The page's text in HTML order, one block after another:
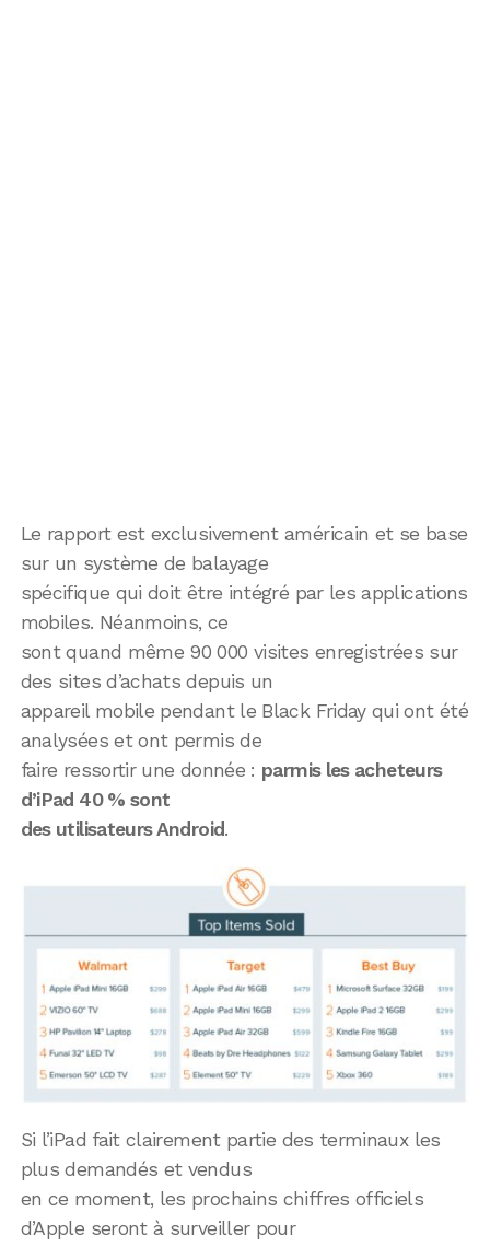
Le rapport est exclusivement américain et se base
sur un système de balayage
spécifique qui doit être intégré par les applications
mobiles. Néanmoins, ce
sont quand même 90 000 visites enregistrées sur
des sites d’achats depuis un
appareil mobile pendant le Black Friday qui ont été
analysées et ont permis de
faire ressortir une donnée : parmis les acheteurs
d’iPad 40 % sont
des utilisateurs Android.
Si l’iPad fait clairement partie des terminaux les
plus demandés et vendus
en ce moment, les prochains chiffres officiels
d’Apple seront à surveiller pour